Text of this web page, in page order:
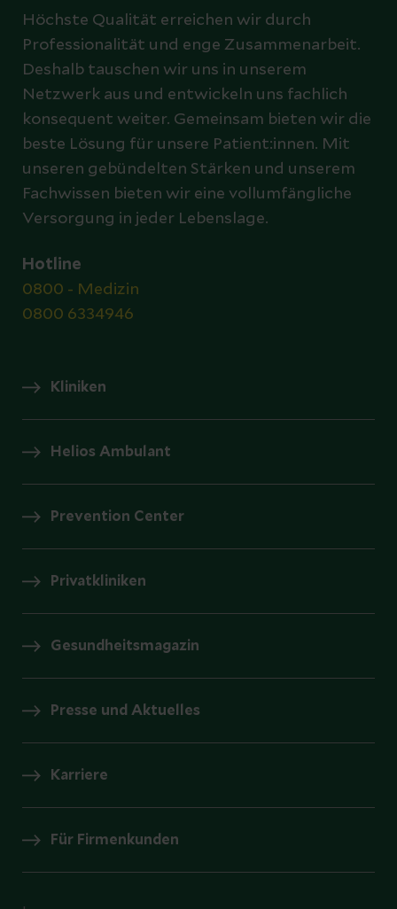
Höchste Qualität erreichen wir durch
Professionalität und enge Zusammenarbeit.
Deshalb tauschen wir uns in unserem
Netzwerk aus und entwickeln uns fachlich
konsequent weiter. Gemeinsam bieten wir die
beste Lösung für unsere Patient:innen. Mit
unseren gebündelten Stärken und unserem
Fachwissen bieten wir eine vollumfängliche
Versorgung in jeder Lebenslage.
Hotline
0800 - Medizin
0800 6334946
Kliniken
Helios Ambulant
Prevention Center
Privatkliniken
Gesundheitsmagazin
Presse und Aktuelles
Karriere
Für Firmenkunden